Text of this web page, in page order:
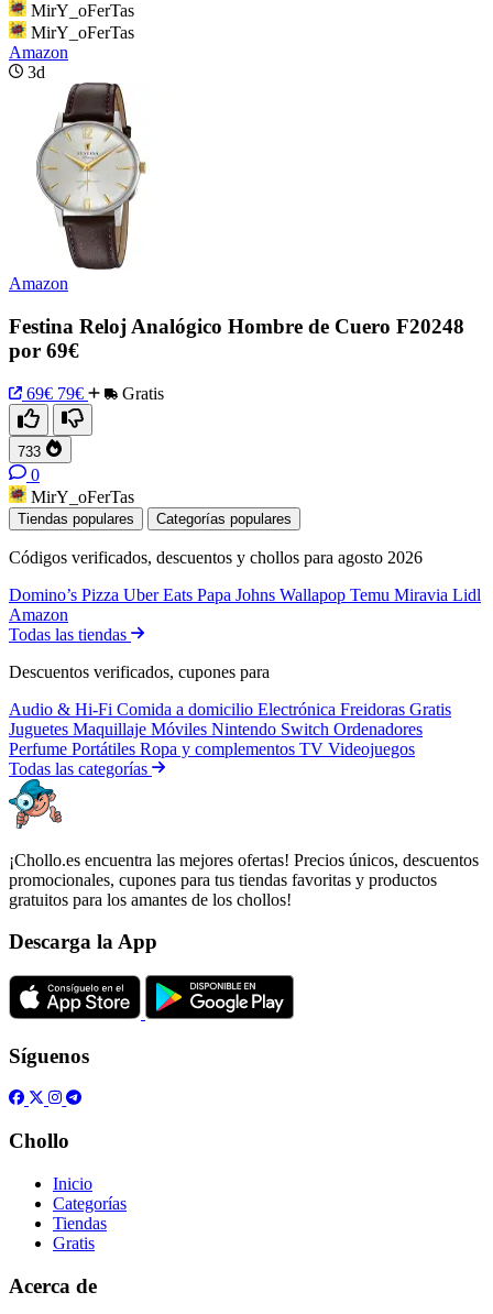
MirY_oFerTas
MirY_oFerTas
Amazon
3d
Amazon
Festina Reloj Analógico Hombre de Cuero F20248
por 69€
69€ 79€ Gratis
733
0
MirY_oFerTas
Tiendas populares Categorías populares
Códigos verificados, descuentos y chollos para agosto 2026
Domino’s Pizza Uber Eats Papa Johns Wallapop Temu Miravia Lidl
Amazon
Todas las tiendas
Descuentos verificados, cupones para
Audio & Hi-Fi Comida a domicilio Electrónica Freidoras Gratis
Juguetes Maquillaje Móviles Nintendo Switch Ordenadores
Perfume Portátiles Ropa y complementos TV Videojuegos
Todas las categorías
¡Chollo.es encuentra las mejores ofertas! Precios únicos, descuentos
promocionales, cupones para tus tiendas favoritas y productos
gratuitos para los amantes de los chollos!
Descarga la App
Síguenos
Chollo
Inicio
Categorías
Tiendas
Gratis
Acerca de